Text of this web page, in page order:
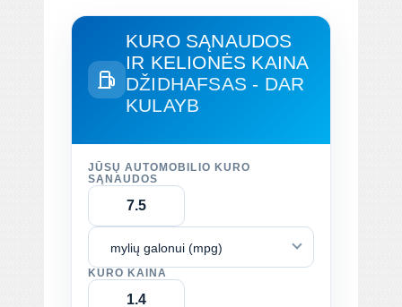
KURO SĄNAUDOS
IR KELIONĖS KAINA
DŽIDHAFSAS - DAR
KULAYB
JŪSŲ AUTOMOBILIO KURO
SĄNAUDOS
mylių galonui (mpg)
KURO KAINA